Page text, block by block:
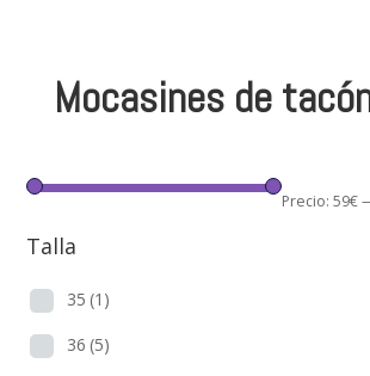
Mocasines de
Precio:59€
Talla
35 (1)
36 (5)